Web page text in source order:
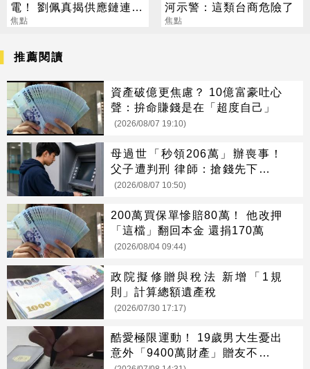
電！ 劉佩真揭供應鏈連鎖
效應
焦點
河示警：這類台商危險了
焦點
推薦閱讀
資產破億更焦慮？ 10億富豪吐心
聲：拚命賺錢是在「超度自己」
(2026/08/07 19:10)
母過世「秒領206萬」辦喪事！
父子遭判刑 律師：搶錢先下手是
罪
(2026/08/07 10:50)
200萬買保單慘賠80萬！ 他改押
「這檔」翻回本金 還捐170萬
(2026/08/04 09:44)
政院擬修贈與稅法 新增「1規
則」計算總額遺產稅
(2026/07/30 17:17)
酷愛極限運動！ 19歲男大生憂出
意外「9400萬財產」贈友不給父